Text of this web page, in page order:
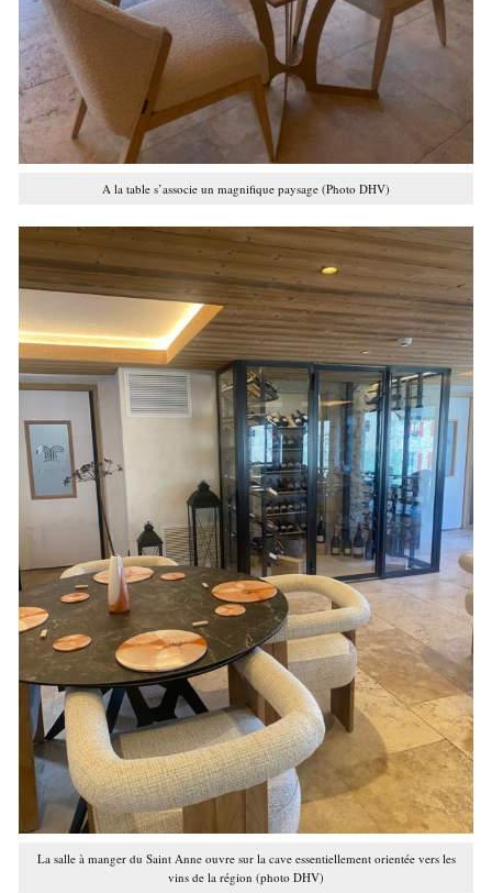
A la table s’associe un magnifique paysage (Photo DHV)
La salle à manger du Saint Anne ouvre sur la cave essentiellement orientée vers les
vins de la région (photo DHV)